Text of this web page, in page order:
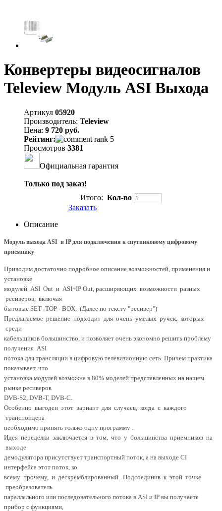
Конвертеры видеосигналов
Teleview Модуль ASI Выхода
Артикул 05920
Производитель: Teleview
Цена: 9 720 руб.
Рейтинг:
Просмотров 3381
Официальная гарантия
Только под заказ!
Итого: Кол-во
Заказать
Описание
Модуль выхода ASI и IP для подключения к спутниковому цифровому
приемнику
Приводим достаточно подробное описание возможностей, применения и
установке
модулей ASI Out и ASI+IP Out, расширяющих возможности разных
ресиверов, включая
бытовые SET -TOP - BOX, (Далее по тексту "ресивер")
Предлагаемое решение подходит для очень умелых ручек, которых
среди
кабельщиков большинство, и позволяет очень экономно решить проблему
получения ASI
потока для трансляции в цифровую телевизионную сеть. Причем практика
показывает, что
установка модулей возможна в 80% моделей представленных на нашем
рынке ресиверов
DVB-S2, DVB-T, DVB-C.
Особенно выгоден этот вариант для случаев, когда с каждого
транспондера
необходимо принять только одну программу .
Идея переделки заключается в том, что у большинства приемников на
выходе
демодулятора присутствует транспортный поток, а на выходе CI
интерфейса этот поток, ко
всему прочему, и дескремблированный. Подсоединив к этой точке
преобразователь
параллельного или последовательного потока в ASI и IP вы получаете
прибор с функциями,